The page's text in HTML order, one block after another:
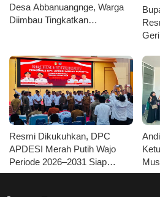
Desa Abbanuangnge, Warga
Diimbau Tingkatkan
Resmi Dikukuhkan, DPC
APDESI Merah Putih Wajo
Periode 2026–2031 Siap
Kawal Kemajuan Desa dan